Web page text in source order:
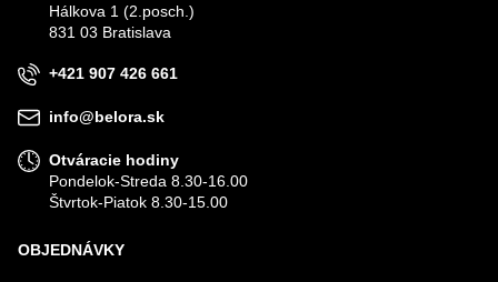
Hálkova 1 (2.posch.)
831 03 Bratislava
+421 907 426 661
info@belora.sk
Otváracie hodiny
Pondelok-Streda 8.30-16.00
Štvrtok-Piatok 8.30-15.00
OBJEDNÁVKY